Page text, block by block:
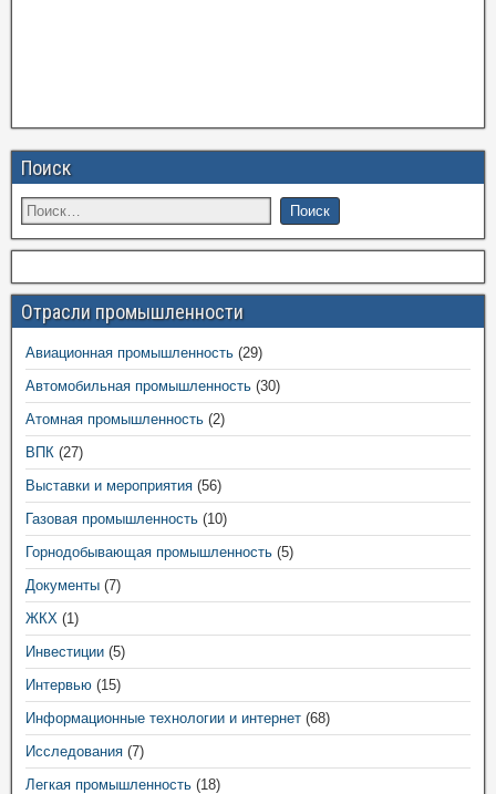
Поиск
Отрасли промышленности
Авиационная промышленность (29)
Автомобильная промышленность (30)
Атомная промышленность (2)
ВПК (27)
Выставки и мероприятия (56)
Газовая промышленность (10)
Горнодобывающая промышленность (5)
Документы (7)
ЖКХ (1)
Инвестиции (5)
Интервью (15)
Информационные технологии и интернет (68)
Исследования (7)
Легкая промышленность (18)